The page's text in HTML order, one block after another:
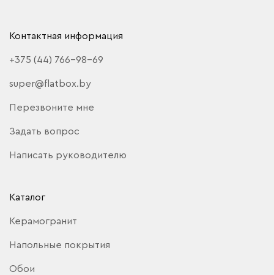
Контактная информация
+375 (44) 766-98-69
super@flatbox.by
Перезвоните мне
Задать вопрос
Написать руководителю
Каталог
Керамогранит
Напольные покрытия
Обои